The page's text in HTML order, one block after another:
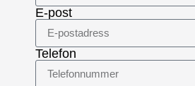
E-post
Telefon